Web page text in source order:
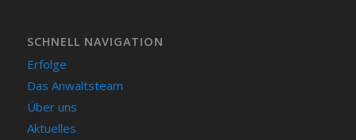
SCHNELL NAVIGATION
Erfolge
Das Anwaltsteam
Über uns
Aktuelles